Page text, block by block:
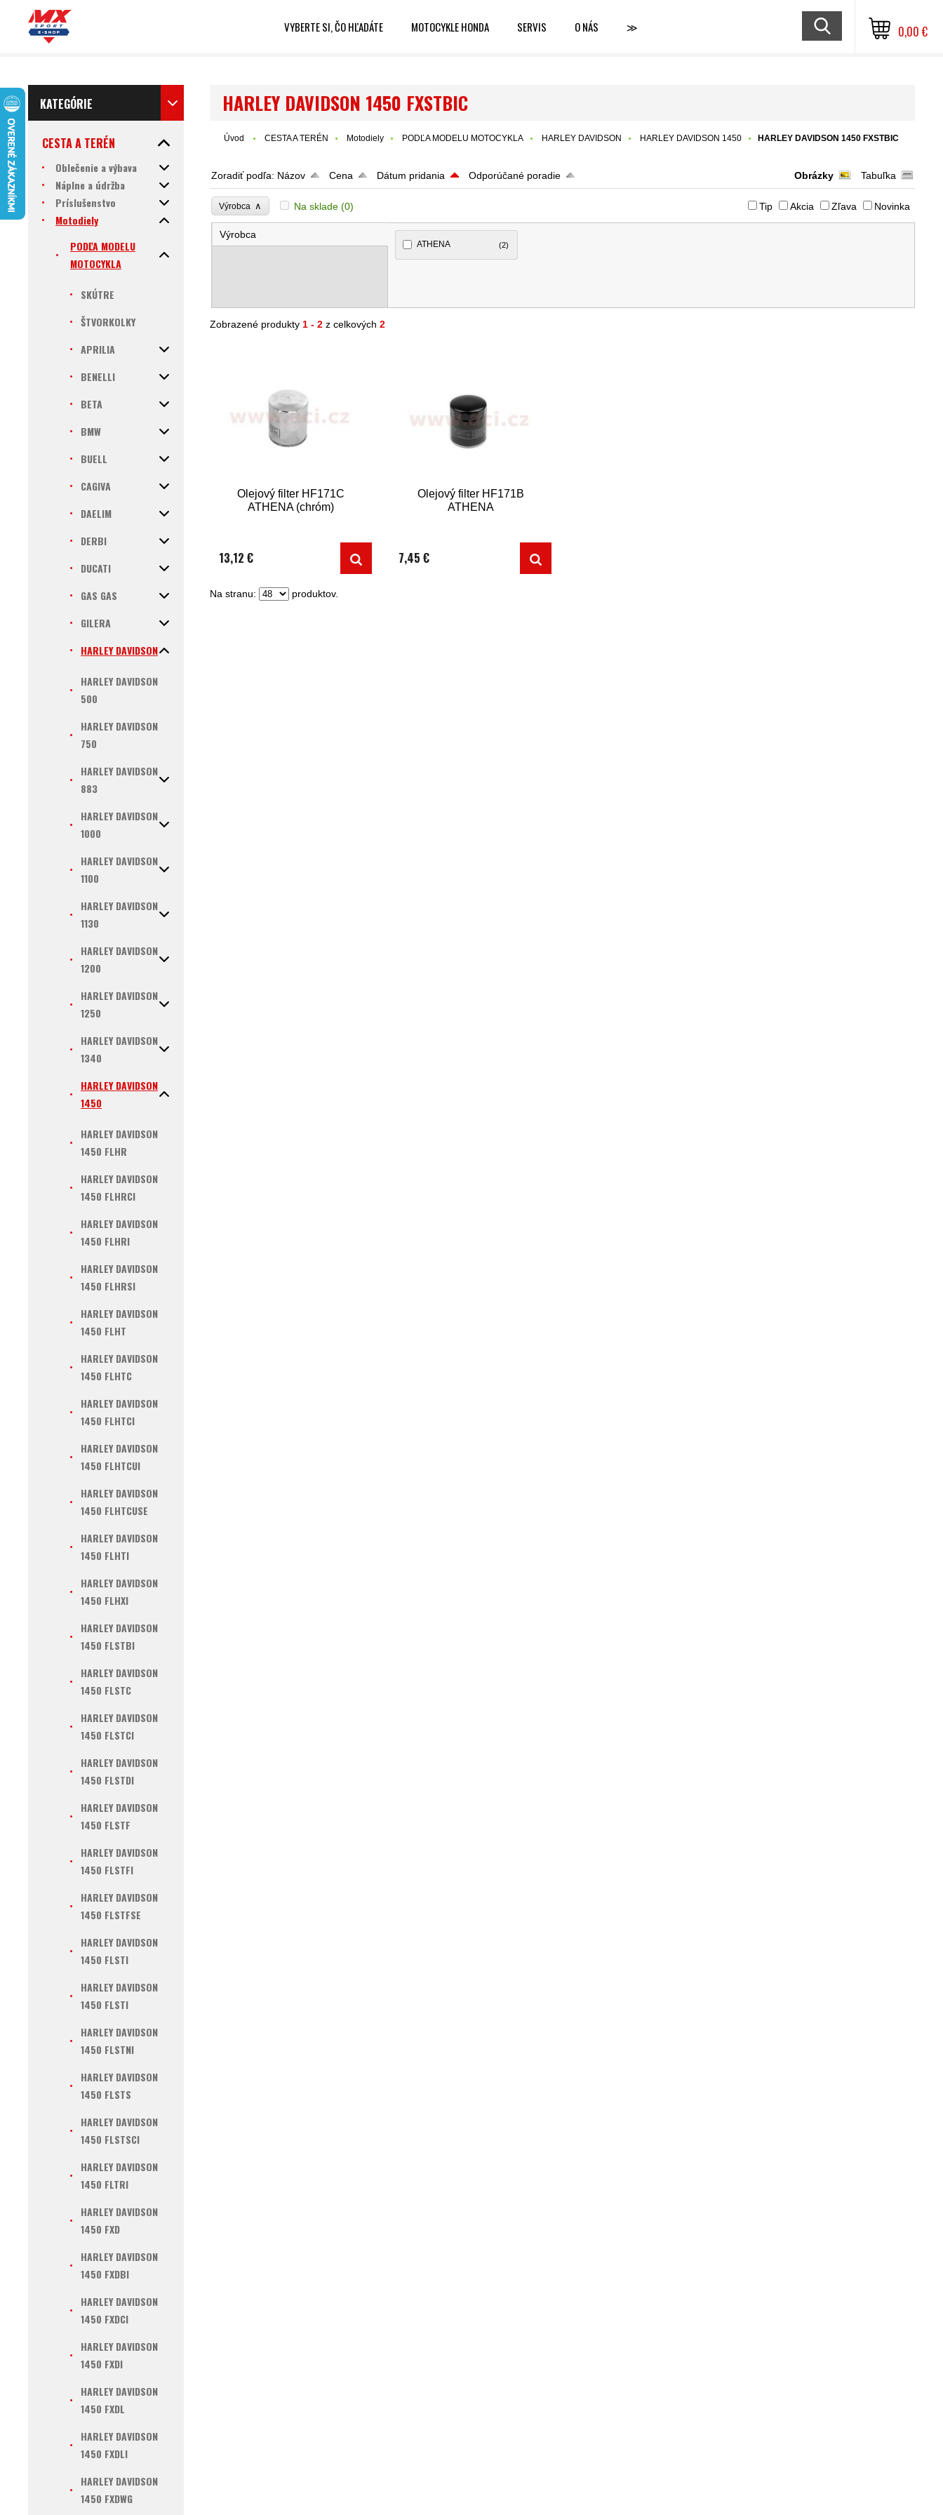
VYBERTE SI, ČO HĽADÁTE MOTOCYKLE HONDA SERVIS O NÁS ≫ 0,00 €
KATEGÓRIE
CESTA A TERÉN
Oblečenie a výbava
Náplne a údržba
Príslušenstvo
Motodiely
PODĽA MODELU
MOTOCYKLA
SKÚTRE
ŠTVORKOLKY
APRILIA
BENELLI
BETA
BMW
BUELL
CAGIVA
DAELIM
DERBI
DUCATI
GAS GAS
GILERA
HARLEY DAVIDSON
HARLEY DAVIDSON
500
HARLEY DAVIDSON
750
HARLEY DAVIDSON
883
HARLEY DAVIDSON
1000
HARLEY DAVIDSON
1100
HARLEY DAVIDSON
1130
HARLEY DAVIDSON
1200
HARLEY DAVIDSON
1250
HARLEY DAVIDSON
1340
HARLEY DAVIDSON
1450
HARLEY DAVIDSON
1450 FLHR
HARLEY DAVIDSON
1450 FLHRCI
HARLEY DAVIDSON
1450 FLHRI
HARLEY DAVIDSON
1450 FLHRSI
HARLEY DAVIDSON
1450 FLHT
HARLEY DAVIDSON
1450 FLHTC
HARLEY DAVIDSON
1450 FLHTCI
HARLEY DAVIDSON
1450 FLHTCUI
HARLEY DAVIDSON
1450 FLHTCUSE
HARLEY DAVIDSON
1450 FLHTI
HARLEY DAVIDSON
1450 FLHXI
HARLEY DAVIDSON
1450 FLSTBI
HARLEY DAVIDSON
1450 FLSTC
HARLEY DAVIDSON
1450 FLSTCI
HARLEY DAVIDSON
1450 FLSTDI
HARLEY DAVIDSON
1450 FLSTF
HARLEY DAVIDSON
1450 FLSTFI
HARLEY DAVIDSON
1450 FLSTFSE
HARLEY DAVIDSON
1450 FLSTI
HARLEY DAVIDSON
1450 FLSTI
HARLEY DAVIDSON
1450 FLSTNI
HARLEY DAVIDSON
1450 FLSTS
HARLEY DAVIDSON
1450 FLSTSCI
HARLEY DAVIDSON
1450 FLTRI
HARLEY DAVIDSON
1450 FXD
HARLEY DAVIDSON
1450 FXDBI
HARLEY DAVIDSON
1450 FXDCI
HARLEY DAVIDSON
1450 FXDI
HARLEY DAVIDSON
1450 FXDL
HARLEY DAVIDSON
1450 FXDLI
HARLEY DAVIDSON
1450 FXDWG
HARLEY DAVIDSON 1450 FXSTBIC
Úvod CESTA A TERÉN Motodiely PODĽA MODELU MOTOCYKLA HARLEY DAVIDSON HARLEY DAVIDSON 1450 HARLEY DAVIDSON 1450 FXSTBIC
Zoradiť podľa: Názov Cena Dátum pridania Odporúčané poradie Obrázky Tabuľka
Výrobca ∧ Na sklade (0) Tip Akcia Zľava Novinka
Výrobca
ATHENA (2)
Zobrazené produkty 1 - 2 z celkových2
Olejový filter HF171C
ATHENA (chróm)
13,12 €
Olejový filter HF171B
ATHENA
7,45 €
Na stranu: produktov.